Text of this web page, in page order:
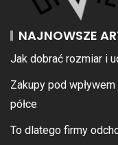
NAJNOWSZE
Jak dobrać rozmiar i
Zakupy pod
półce
To dlatego firmy